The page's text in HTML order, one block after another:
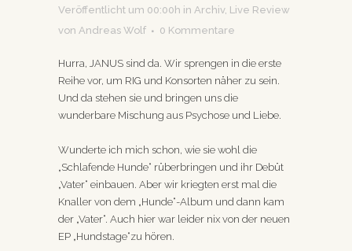
Veröffentlicht um 00:00h in Archiv, Live Review
von Andreas Wolf 0 Kommentare
Hurra, JANUS sind da. Wir sprengen in die erste
Reihe vor, um RIG und Konsorten näher zu sein.
Und da stehen sie und bringen uns die
wunderbare Mischung aus Psychose und Liebe.
Wunderte ich mich schon, wie sie wohl die
„Schlafende Hunde“ rüberbringen und ihr Debüt
„Vater“ einbauen. Aber wir kriegten erst mal die
Knaller von dem „Hunde“-Album und dann kam
der „Vater“. Auch hier war leider nix von der neuen
EP „Hundstage“zu hören.